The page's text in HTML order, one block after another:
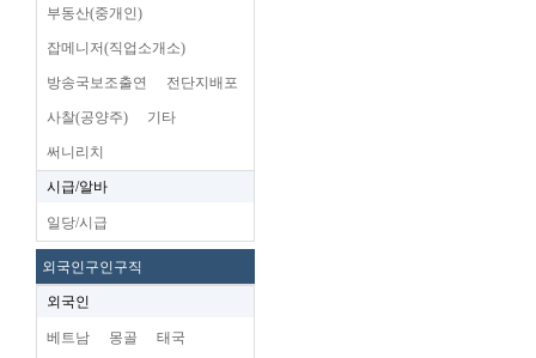
부동산(중개인)
잡메니저(직업소개소)
방송국보조출연 전단지배포
사찰(공양주) 기타
써니리치
시급/알바
일당/시급
외국인구인구직
외국인
베트남 몽골 태국